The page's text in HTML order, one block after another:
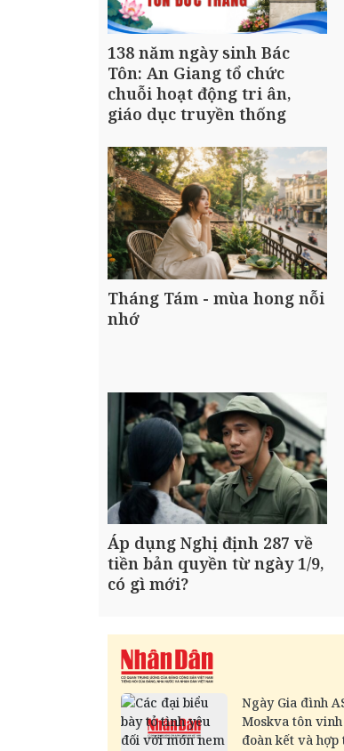
138 năm ngày sinh Bác
Tôn: An Giang tổ chức
chuỗi hoạt động tri ân,
giáo dục truyền thống
Tháng Tám - mùa hong nỗi
nhớ
Áp dụng Nghị định 287 về
tiền bản quyền từ ngày 1/9,
có gì mới?